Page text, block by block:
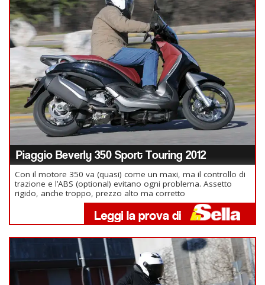
Piaggio Beverly 350 Sport Touring 2012
Con il motore 350 va (quasi) come un maxi, ma il controllo di
trazione e l’ABS (optional) evitano ogni problema. Assetto
rigido, anche troppo, prezzo alto ma corretto